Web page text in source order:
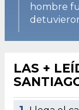
hombre
LAS +